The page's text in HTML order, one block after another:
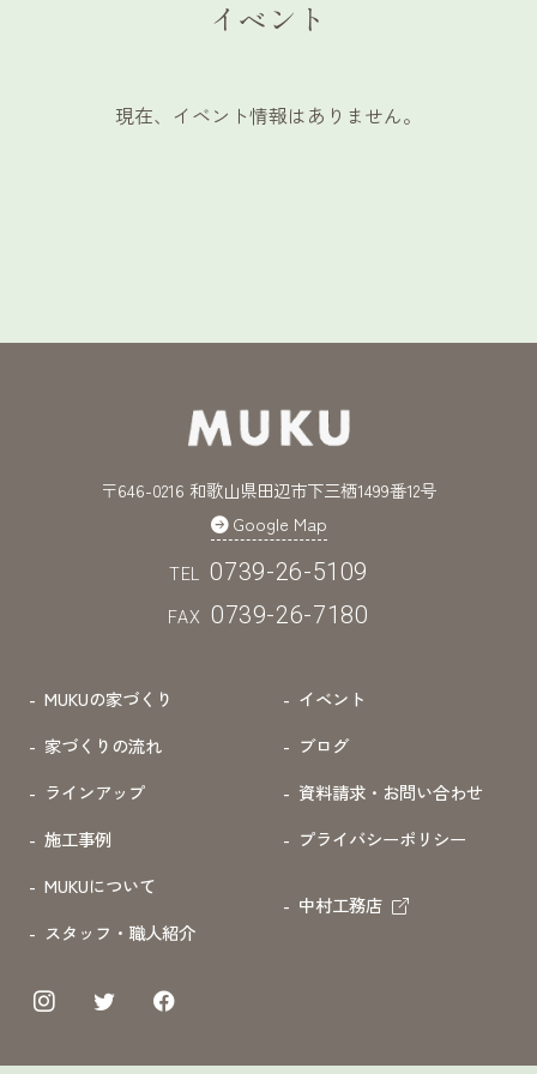
イベント
現在、イベント情報はありません。
〒646-0216 和歌山県田辺市下三栖1499番12号
Google Map
TEL 0739-26-5109
FAX 0739-26-7180
MUKUの家づくり
家づくりの流れ
ラインアップ
施工事例
MUKUについて
スタッフ・職人紹介
イベント
ブログ
資料請求・お問い合わせ
プライバシーポリシー
中村工務店